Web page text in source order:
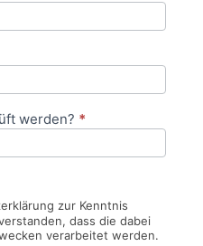
werden? *
zur Kenntnis
dass die dabei
verarbeitet werden.